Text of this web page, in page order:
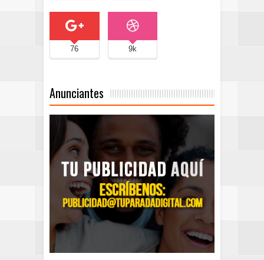
76 9k
Anunciantes